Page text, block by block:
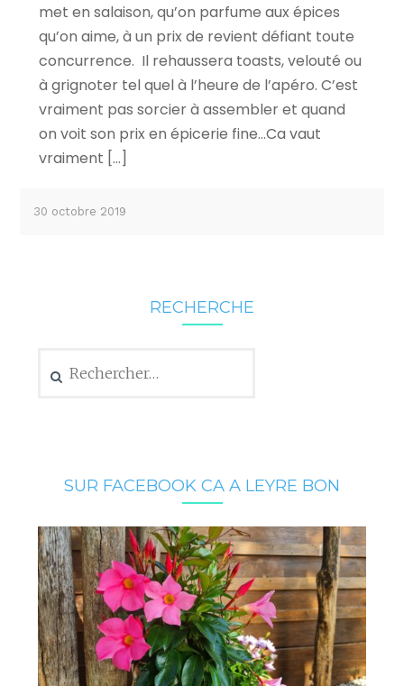
met en salaison, qu’on parfume aux épices
qu’on aime, à un prix de revient défiant toute
concurrence. Il rehaussera toasts, velouté ou
à grignoter tel quel à l’heure de l’apéro. C’est
vraiment pas sorcier à assembler et quand
on voit son prix en épicerie fine…Ca vaut
vraiment […]
30 octobre 2019
RECHERCHE
SUR FACEBOOK CA A LEYRE BON